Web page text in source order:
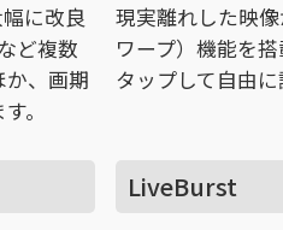
に改良
ど複数
か、画期
。
現実離れした映
ワープ）機能を
タップして自由に
LiveBurst